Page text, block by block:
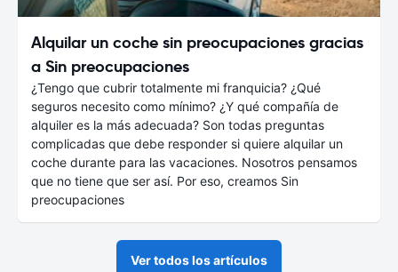
Alquilar un coche sin preocupaciones gracias
a Sin preocupaciones
¿Tengo que cubrir totalmente mi franquicia? ¿Qué
seguros necesito como mínimo? ¿Y qué compañía de
alquiler es la más adecuada? Son todas preguntas
complicadas que debe responder si quiere alquilar un
coche durante para las vacaciones. Nosotros pensamos
que no tiene que ser así. Por eso, creamos Sin
preocupaciones
Ver todos los artículos